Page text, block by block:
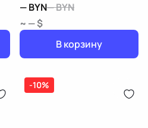
—BYN—BYN
~ — $
В корзину
-10%